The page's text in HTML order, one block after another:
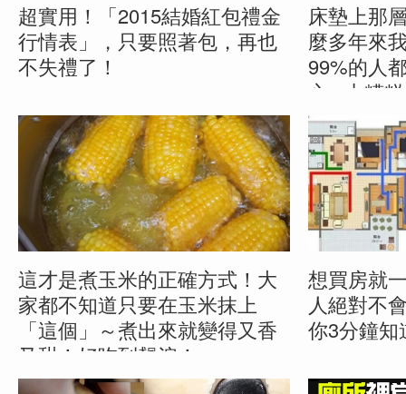
超實用！「2015結婚紅包禮金
行情表」，只要照著包，再也
不失禮了！
床墊上那
麼多年來
99%的人
心...太糟
2 October,
這才是煮玉米的正確方式！大
家都不知道只要在玉米抹上
「這個」～煮出來就變得又香
又甜！好吃到飆淚！
17 September, 2015
想買房就
人絕對不
你3分鐘知